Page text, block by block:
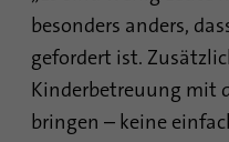
besonders anders,
gefordert ist.
Kinderbetreuung mit
bringen – keine